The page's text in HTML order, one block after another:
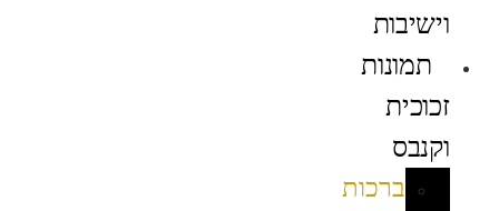
וישיבות
תמונות
זכוכית
וקנבס
ברכות